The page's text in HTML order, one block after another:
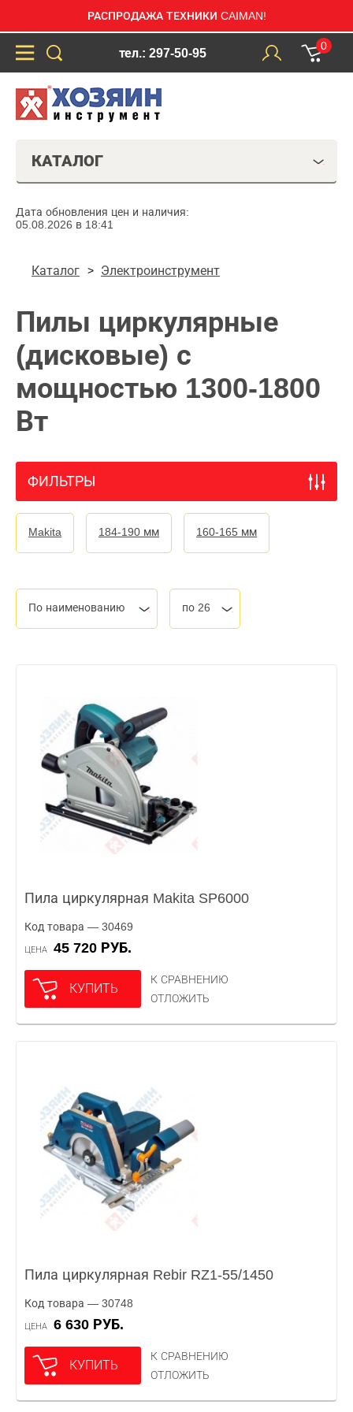
РАСПРОДАЖА ТЕХНИКИ CAIMAN!
тел.: 297-50-95
0
КАТАЛОГ
Дата обновления цен и наличия:
05.08.2026 в 18:41
Каталог Электроинструмент
Пилы циркулярные
(дисковые) с
мощностью 1300-1800
Вт
ФИЛЬТРЫ
Makita 184-190 мм 160-165 мм
По наименованию по 26
Пила циркулярная Makita SP6000
Код товара — 30469
ЦЕНА 45 720 РУБ.
КУПИТЬ
К СРАВНЕНИЮ
ОТЛОЖИТЬ
Пила циркулярная Rebir RZ1-55/1450
Код товара — 30748
ЦЕНА 6 630 РУБ.
КУПИТЬ
К СРАВНЕНИЮ
ОТЛОЖИТЬ